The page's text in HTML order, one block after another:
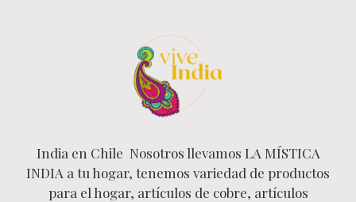
India en Chile Nosotros llevamos LA MÍSTICA
INDIA a tu hogar, tenemos variedad de productos
para el hogar, artículos de cobre, artículos